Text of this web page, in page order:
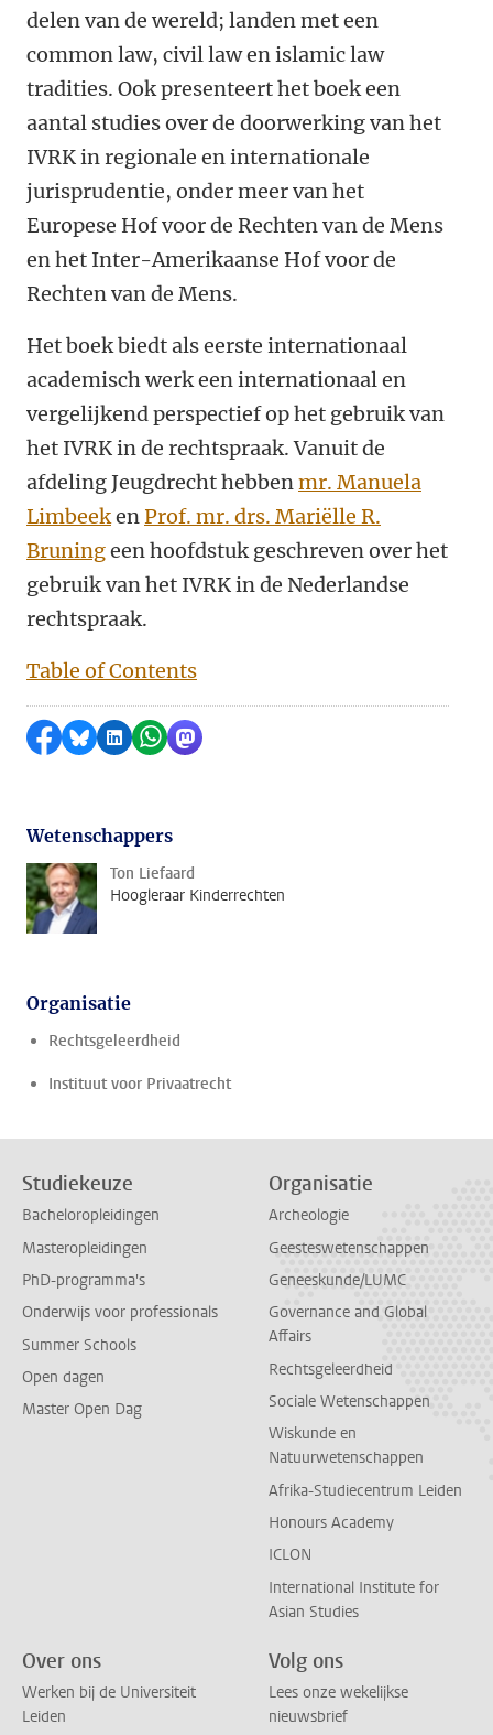
delen van de wereld; landen met een
common law, civil law en islamic law
tradities. Ook presenteert het boek een
aantal studies over de doorwerking van het
IVRK in regionale en internationale
jurisprudentie, onder meer van het
Europese Hof voor de Rechten van de Mens
en het Inter-Amerikaanse Hof voor de
Rechten van de Mens.
Het boek biedt als eerste internationaal
academisch werk een internationaal en
vergelijkend perspectief op het gebruik van
het IVRK in de rechtspraak. Vanuit de
afdeling Jeugdrecht hebbenmr. Manuela
LimbeekenProf. mr. drs. Mariëlle R.
Bruningeen hoofdstuk geschreven over het
gebruik van het IVRK in de Nederlandse
rechtspraak.
Table of Contents
Delen op Facebook
Delen via Bluesky
Delen op LinkedIn
Delen via WhatsApp
Delen via Mastodon
Wetenschappers
Ton Liefaard
Hoogleraar Kinderrechten
Organisatie
Rechtsgeleerdheid
Instituut voor Privaatrecht
Studiekeuze
Bacheloropleidingen
Masteropleidingen
PhD-programma's
Onderwijs voor professionals
Summer Schools
Open dagen
Master Open Dag
Organisatie
Archeologie
Geesteswetenschappen
Geneeskunde/LUMC
Governance and Global
Affairs
Rechtsgeleerdheid
Sociale Wetenschappen
Wiskunde en
Natuurwetenschappen
Afrika-Studiecentrum Leiden
Honours Academy
ICLON
International Institute for
Asian Studies
Over ons
Werken bij de Universiteit
Leiden
Volg ons
Lees onze wekelijkse
nieuwsbrief